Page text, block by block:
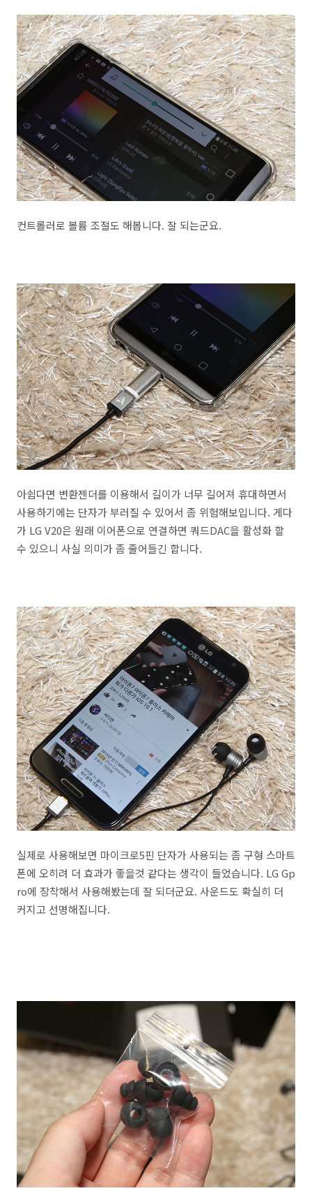
컨트롤러로 볼륨 조절도 해봅니다. 잘 되는군요.
아쉽다면 변환젠더를 이용해서 길이가 너무 길어져 휴대하면서
사용하기에는 단자가 부러질 수 있어서 좀 위험해보입니다. 게다
가 LG V20은 원래 이어폰으로 연결하면 쿼드DAC을 활성화 할
수 있으니 사실 의미가 좀 줄어들긴 합니다.
실제로 사용해보면 마이크로5핀 단자가 사용되는 좀 구형 스마트
폰에 오히려 더 효과가 좋을것 같다는 생각이 들었습니다. LG Gp
ro에 장착해서 사용해봤는데 잘 되더군요. 사운드도 확실히 더
커지고 선명해집니다.